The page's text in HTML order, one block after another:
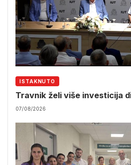
ISTAKNUTO
Travnik želi više investicija
07/08/2026